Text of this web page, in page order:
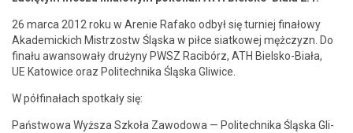
26 mar­ca 2012 roku w Are­nie Rafako odbył się turniej finałowy
Aka­demic­kich Mis­tr­zostw Śląs­ka w piłce siatkowej mężczyzn. Do
finału awan­sowały drużyny PWSZ Racibórz, ATH Biel­sko-Biała,
UE Katow­ice oraz Politech­ni­ka Śląs­ka Gliwice.
W pół­fi­nałach spotkały się:
Państ­wowa Wyższa Szkoła Zawodowa — Politech­ni­ka Śląs­ka Gli­